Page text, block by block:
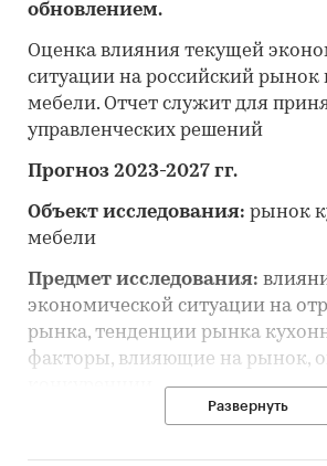
обновлением.
Оценка влияния текущей
ситуации на российский рынок
мебели. Отчет служит для
управленческих решений
Прогноз 2023-2027 гг.
Объект исследования: рынок
мебели
Предмет исследования:
экономической ситуации на
рынка, тенденции рынка
факторы, влияющие на рынок,
Цель исследования:анализ и
Развернуть